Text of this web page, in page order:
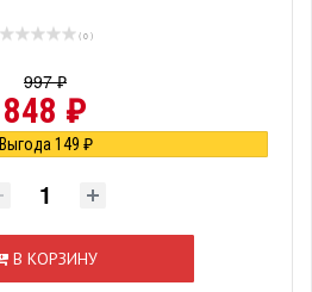
( 0 )
997 ₽
848 ₽
Выгода 149 ₽
В КОРЗИНУ